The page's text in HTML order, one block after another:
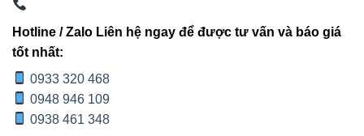
TIÊU
V1OSM
ĐÈN CHIẾU ĐIỂM
TRUYỀN THỐNG
Công
suất
Hotline / Zalo Liên hệ ngay để được tư vấn và báo giá
tốt nhất:
0933 320 468
0948 946 109
0938 461 348